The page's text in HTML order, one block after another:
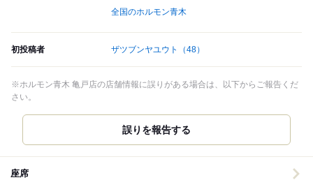
全国のホルモン青木
初投稿者 ザツブンヤユウト （48）
※ホルモン青木 亀戸店の店舗情報に誤りがある場合は、以下からご報告くだ
さい。
誤りを報告する
座席